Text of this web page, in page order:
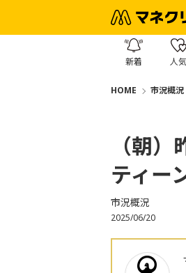
新着 人気
HOME 市況概況
（朝
ティー
市況概況
2025/06/20